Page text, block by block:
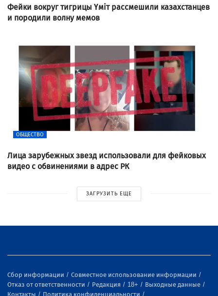
Фейки вокруг тигрицы Үміт рассмешили казахстанцев
и породили волну мемов
ОБЩЕСТВО
Лица зарубежных звезд использовали для фейковых
видео с обвинениями в адрес РК
ЗАГРУЗИТЬ ЕЩЕ
Сбор информации
Совместное использование информации
Отказ от ответственности
Редакция 18+
Выходные данные
Контакты
Политика конфиденциальности